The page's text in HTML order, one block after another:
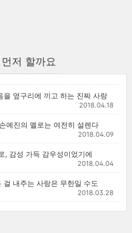
저 할까요
을 옆구리에 끼고 하는 진짜 사랑
2018.04.18
예진의 멜로는 여전히 설렌다
2018.04.09
, 감성 가득 감우성이었기에
2018.04.04
걸 내주는 사랑은 무한일 수도
2018.03.28